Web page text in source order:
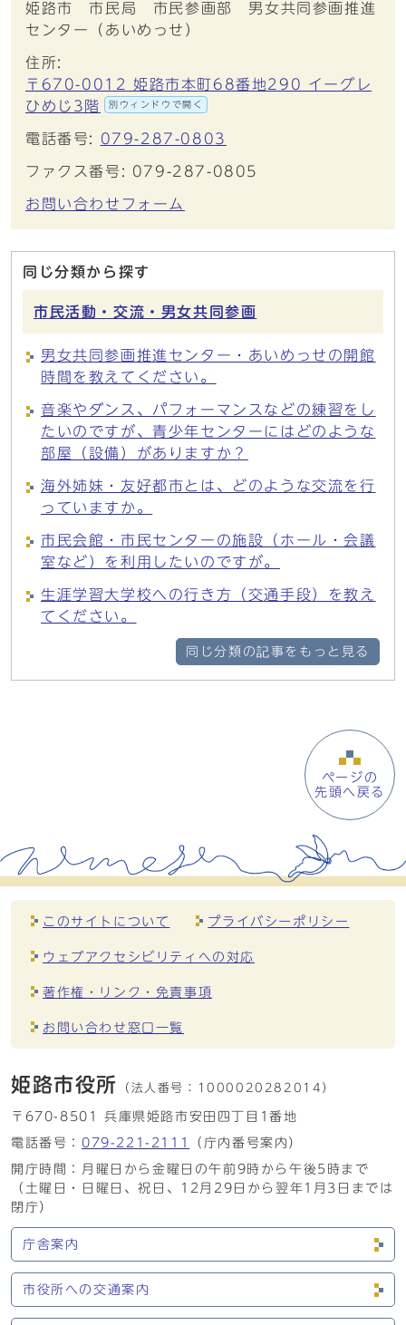
姫路市 市民局 市民参画部 男女共同参画推進
センター（あいめっせ）
住所:
〒670-0012 姫路市本町68番地290 イーグレ
ひめじ3階
別ウィンドウで開く
電話番号: 079-287-0803
ファクス番号: 079-287-0805
お問い合わせフォーム
同じ分類から探す
市民活動・交流・男女共同参画
男女共同参画推進センター・あいめっせの開館
時間を教えてください。
音楽やダンス、パフォーマンスなどの練習をし
たいのですが、青少年センターにはどのような
部屋（設備）がありますか？
海外姉妹・友好都市とは、どのような交流を行
っていますか。
市民会館・市民センターの施設（ホール・会議
室など）を利用したいのですが。
生涯学習大学校への行き方（交通手段）を教え
てください。
同じ分類の記事をもっと見る
ページの
先頭へ戻る
このサイトについて プライバシーポリシー
ウェブアクセシビリティへの対応
著作権・リンク・免責事項
お問い合わせ窓口一覧
姫路市役所 （法人番号： 1000020282014）
〒670-8501 兵庫県姫路市安田四丁目1番地
電話番号： 079-221-2111
（庁内番号案内）
開庁時間：月曜日から金曜日の午前9時から午後5時まで
（土曜日・日曜日、祝日、12月29日から翌年1月3日までは
閉庁）
庁舎案内
市役所への交通案内